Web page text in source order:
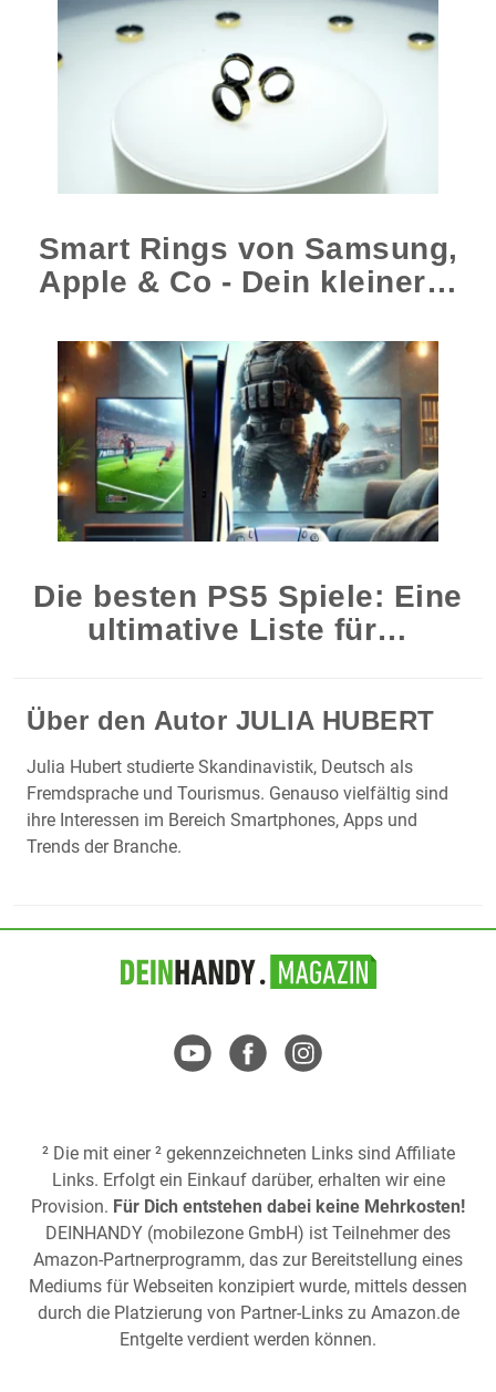
Smart Rings von Samsung,
Apple & Co - Dein kleiner…
Die besten PS5 Spiele: Eine
ultimative Liste für…
Über den Autor JULIA HUBERT
Julia Hubert studierte Skandinavistik, Deutsch als
Fremdsprache und Tourismus. Genauso vielfältig sind
ihre Interessen im Bereich Smartphones, Apps und
Trends der Branche.
² Die mit einer ² gekennzeichneten Links sind Affiliate
Links. Erfolgt ein Einkauf darüber, erhalten wir eine
Provision. Für Dich entstehen dabei keine Mehrkosten!
DEINHANDY (mobilezone GmbH) ist Teilnehmer des
Amazon-Partnerprogramm, das zur Bereitstellung eines
Mediums für Webseiten konzipiert wurde, mittels dessen
durch die Platzierung von Partner-Links zu Amazon.de
Entgelte verdient werden können.